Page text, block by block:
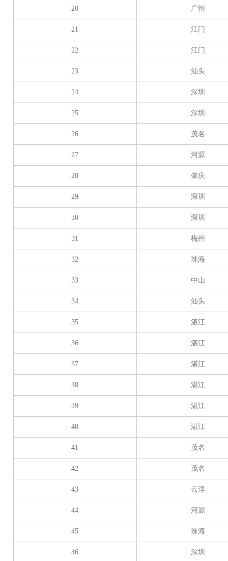
20 广州
21 江门
22 江门
23 汕头
24 深圳
25 深圳
26 茂名
27 河源
28 肇庆
29 深圳
30 深圳
31 梅州
32 珠海
33 中山
34 汕头
35 湛江
36 湛江
37 湛江
38 湛江
39 湛江
40 湛江
41 茂名
42 茂名
43 云浮
44 河源
45 珠海
46 深圳